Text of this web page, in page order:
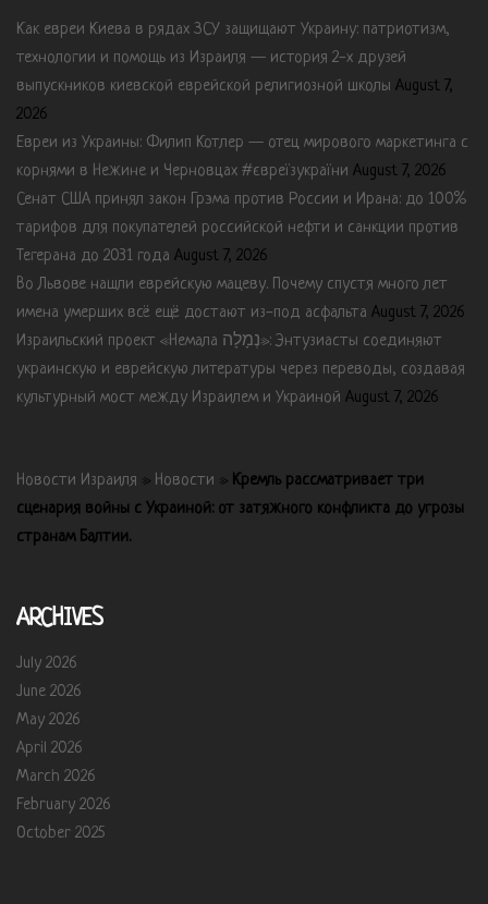
Как евреи Киева в рядах ЗСУ защищают Украину: патриотизм,
технологии и помощь из Израиля — история 2-х друзей
выпускников киевской еврейской религиозной школы August 7,
2026
Евреи из Украины: Филип Котлер — отец мирового маркетинга с
корнями в Нежине и Черновцах #євреїзукраїни August 7, 2026
Сенат США принял закон Грэма против России и Ирана: до 100%
тарифов для покупателей российской нефти и санкции против
Тегерана до 2031 года August 7, 2026
Во Львове нашли еврейскую мацеву. Почему спустя много лет
имена умерших всё ещё достают из-под асфальта August 7, 2026
Израильский проект «Немала נְמָלָה»: Энтузиасты соединяют
украинскую и еврейскую литературы через переводы, создавая
культурный мост между Израилем и Украиной August 7, 2026
Новости Израиля » Новости » Кремль рассматривает три
сценария войны с Украиной: от затяжного конфликта до угрозы
странам Балтии.
ARCHIVES
July 2026
June 2026
May 2026
April 2026
March 2026
February 2026
October 2025